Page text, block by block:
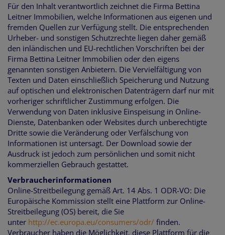
Für den Inhalt verantwortlich zeichnet die Firma Bettina
Leitner Immobilien, welche Informationen aus eigenen und
fremden Quellen zur Verfügung stellt. Die entsprechenden
Urheber- und sonstigen Schutzrechte liegen daher gemäß
den inländischen und EU-rechtlichen Vorschriften bei der
Firma Bettina Leitner Immobilien oder den eigens
genannten sonstigen Anbietern. Die Vervielfältigung von
Texten und Daten einschließlich Speicherung und Nutzung
auf optischen und elektronischen Datenträgern darf nur mit
vorheriger schriftlicher Zustimmung erfolgen. Die
Verwendung von Daten inklusive Einspeisung in Online-
Dienste, Datenbanken oder Websites durch unberechtigte
Dritte sowie die Veränderung oder Verfälschung von
Informationen ist untersagt. Der Download sowie der
Ausdruck ist jedoch zum persönlichen und somit nicht
kommerziellen Gebrauch gestattet.
Verbraucherinformationen
Online-Streitbeilegung gemäß Art. 14 Abs. 1 ODR-VO: Die
Europäische Kommission stellt eine Plattform zur Online-
Streitbeilegung (OS) bereit, die Sie
unter http://ec.europa.eu/consumers/odr/ finden.
Verbraucher haben die Möglichkeit, diese Plattform für die